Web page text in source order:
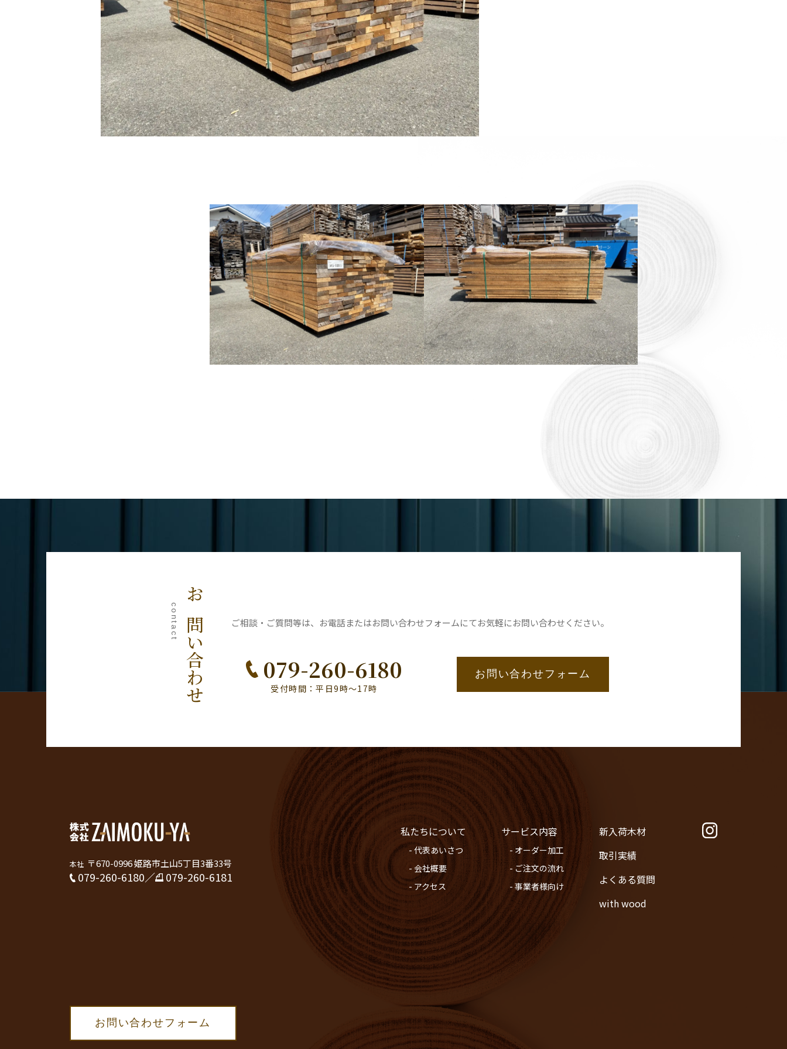
contact お問い合わせ ご相談・ご質問等は、お電話またはお問い合わせフォームにてお気軽にお問い合わせください。
079-260-6180
受付時間：平日9時〜17時
お問い合わせフォーム
本社 〒670-0996 姫路市土山5丁目3番33号
079-260-6180／ 079-260-6181
お問い合わせフォーム
私たちについて
- 代表あいさつ
- 会社概要
- アクセス
サービス内容
- オーダー加工
- ご注文の流れ
- 事業者様向け
新入荷木材
取引実績
よくある質問
with wood